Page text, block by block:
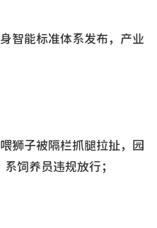
智能标准体系发布，产业
狮子被隔栏抓腿拉扯，园
饲养员违规放行；